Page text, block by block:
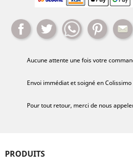
Partager Tweet WhatsappPinterest
Aucune attente une fois votre
Envoi immédiat et soigné en
Pour tout retour, merci de nous
PRODUITS